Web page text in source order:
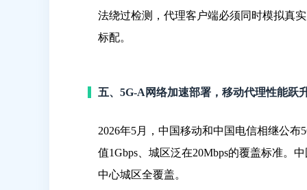
法绕过检测，代理客户端必须同时模拟真
标配。
五、5G-A网络加速部署，移动代理性能跃
2026年5月，中国移动和中国电信相继公
值1Gbps、城区泛在20Mbps的覆盖标准。
中心城区全覆盖。